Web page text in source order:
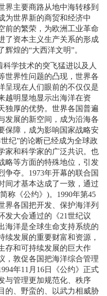
界主要商路从地中海转移到
为世界新的商贸和经济中
前的繁荣，为欧洲工业革命
了资本主义生产关系的形成
煌的“大西洋文明”。
学技术的突飞猛进以及人
世界性问题的凸现，世界各
呈现在人们眼前的不仅仅是
越明显地显示出海洋在资
独厚的优势。世界各国普遍
发展的新空间，成为沿海各
保障，成为影响国家战略安
纪”的论断已经成为全球政
家和科学家的广泛共识。也
略等方面的特殊地位，引发
争夺。 1973年开幕的联合国
间才基本达成了一致，通过
称《公约》 )。 1990年第45
界各国把开发、保护海洋列
发大会通过的《21世纪议
海洋是全球生命支持系统的
续发展的重要财富和资源，
存和可持续发展的巨大作
，敦促各国把海洋综合管理
年11 月 16日
《公约》正式
与管理更加规范化、秩序
的、野蛮的、以武力相威胁